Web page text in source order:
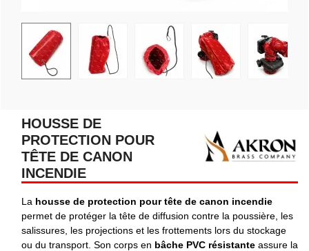
HOUSSE DE
PROTECTION POUR
TÊTE DE CANON
INCENDIE
La housse de protection pour tête de canon incendie
permet de protéger la tête de diffusion contre la poussière, les
salissures, les projections et les frottements lors du stockage
ou du transport. Son corps en bâche PVC résistante assure la